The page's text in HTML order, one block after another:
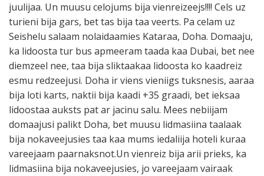
juulijaa. Un muusu celojums bija vienreizeejs!!!! Cels uz
turieni bija gars, bet tas bija taa veerts. Pa celam uz
Seishelu salaam nolaidaamies Kataraa, Doha. Domaaju,
ka lidoosta tur bus apmeeram taada kaa Dubai, bet nee
diemzeel nee, taa bija sliktaakaa lidoosta ko kaadreiz
esmu redzeejusi. Doha ir viens vieniigs tuksnesis, aaraa
bija loti karts, naktii bija kaadi +35 graadi, bet ieksaa
lidoostaa auksts pat ar jacinu salu. Mees nebiijam
domaajusi palikt Doha, bet muusu lidmasiina taalaak
bija nokaveejusies taa kaa mums iedaliija hoteli kuraa
vareejaam paarnaksnot.Un vienreiz bija arii prieks, ka
lidmasiina bija nokaveejusies, jo vareejaam vairaak